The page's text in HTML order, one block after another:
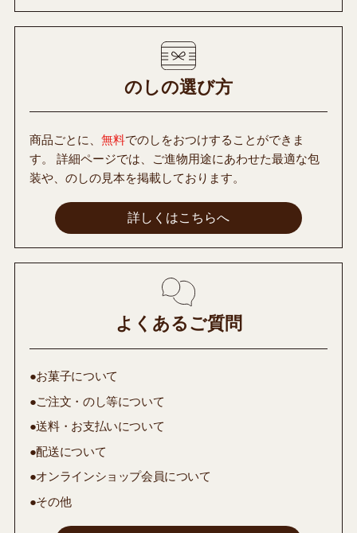
のしの選び方
商品ごとに、 無料でのしをおつけすることができま
す。 詳細ページでは、ご進物用途にあわせた最適な包
装や、のしの見本を掲載しております。
詳しくはこちらへ
よくあるご質問
●お菓子について
●ご注文・のし等について
●送料・お支払いについて
●配送について
●オンラインショップ会員について
●その他